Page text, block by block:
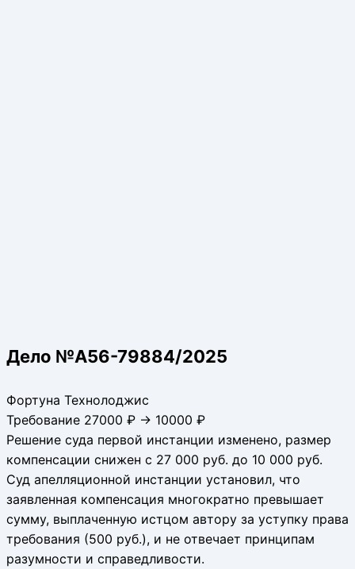
Дело №А56-79884/2025
Фортуна Технолоджис
Требование 27000 ₽ → 10000 ₽
Решение суда первой инстанции изменено, размер
компенсации снижен с 27 000 руб. до 10 000 руб.
Суд апелляционной инстанции установил, что
заявленная компенсация многократно превышает
сумму, выплаченную истцом автору за уступку права
требования (500 руб.), и не отвечает принципам
разумности и справедливости.